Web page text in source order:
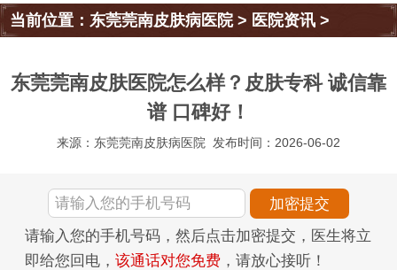
当前位置：东莞莞南皮肤病医院> 医院资讯 >
东莞莞南皮肤医院怎么样？皮肤专科 诚信靠
谱 口碑好！
来源：东莞莞南皮肤病医院 发布时间：2026-06-02
请输入您的手机号码，然后点击加密提交，医生将立
即给您回电， 该通话对您免费 ，请放心接听！